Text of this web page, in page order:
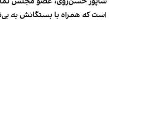
است که همراه با بستگانش به